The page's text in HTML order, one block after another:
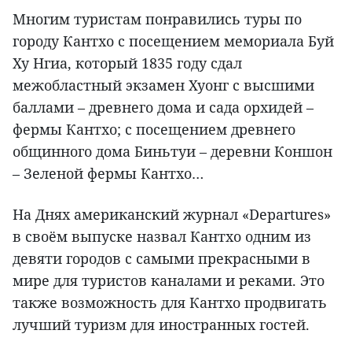
Многим туристам понравились туры по
городу Кантхо с посещением мемориала Буй
Ху Нгиа, который 1835 году сдал
межобластный экзамен Хуонг с высшими
баллами – древнего дома и сада орхидей –
фермы Кантхо; с посещением древнего
общинного дома Биньтуи – деревни Коншон
– Зеленой фермы Кантхо…
На Днях американский журнал «Departures»
в своём выпуске назвал Кантхо одним из
девяти городов с самыми прекрасными в
мире для туристов каналами и реками. Это
также возможность для Кантхо продвигать
лучший туризм для иностранных гостей.